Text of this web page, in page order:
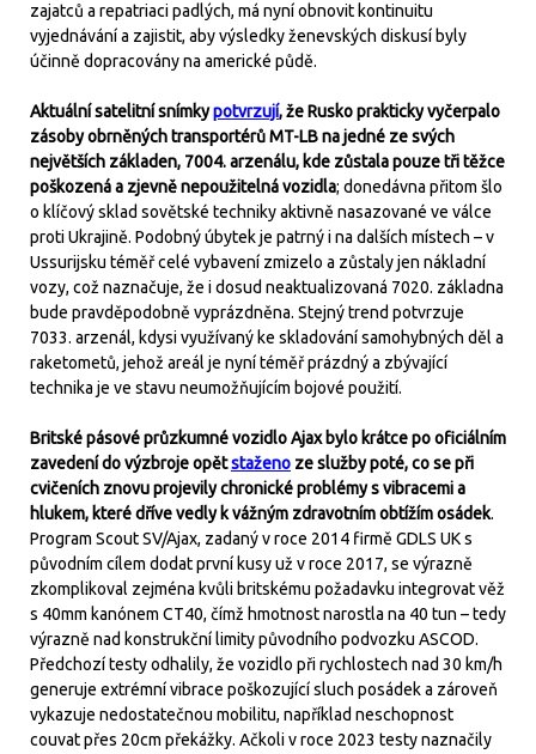
zajatců a repatriaci padlých, má nyní obnovit kontinuitu
vyjednávání a zajistit, aby výsledky ženevských diskusí byly
účinně dopracovány na americké půdě.
Aktuální satelitní snímkypotvrzují, že Rusko prakticky vyčerpalo
zásoby obrněných transportérů MT-LB na jedné ze svých
největších základen, 7004. arzenálu, kde zůstala pouze tři těžce
poškozená a zjevně nepoužitelná vozidla; donedávna přitom šlo
o klíčový sklad sovětské techniky aktivně nasazované ve válce
proti Ukrajině. Podobný úbytek je patrný i na dalších místech – v
Ussurijsku téměř celé vybavení zmizelo a zůstaly jen nákladní
vozy, což naznačuje, že i dosud neaktualizovaná 7020. základna
bude pravděpodobně vyprázdněna. Stejný trend potvrzuje
7033. arzenál, kdysi využívaný ke skladování samohybných děl a
raketometů, jehož areál je nyní téměř prázdný a zbývající
technika je ve stavu neumožňujícím bojové použití.
Britské pásové průzkumné vozidlo Ajax bylo krátce po oficiálním
zavedení do výzbroje opětstaženo ze služby poté, co se při
cvičeních znovu projevily chronické problémy s vibracemi a
hlukem, které dříve vedly k vážným zdravotním obtížím osádek.
Program Scout SV/Ajax, zadaný v roce 2014 firmě GDLS UK s
původním cílem dodat první kusy už v roce 2017, se výrazně
zkomplikoval zejména kvůli britskému požadavku integrovat věž
s 40mm kanónem CT40, čímž hmotnost narostla na 40 tun – tedy
výrazně nad konstrukční limity původního podvozku ASCOD.
Předchozí testy odhalily, že vozidlo při rychlostech nad 30 km/h
generuje extrémní vibrace poškozující sluch posádek a zároveň
vykazuje nedostatečnou mobilitu, například neschopnost
couvat přes 20cm překážky. Ačkoli v roce 2023 testy naznačily